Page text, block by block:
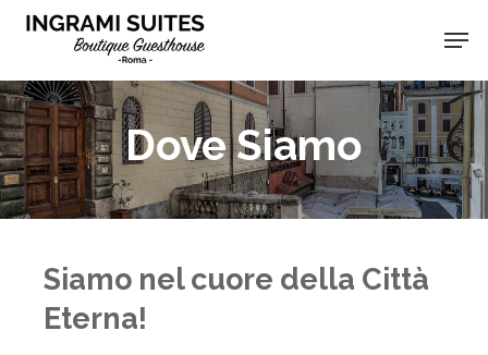
Skip
main
content
Dove Siamo
Siamo nel cuore della Città
Eterna!